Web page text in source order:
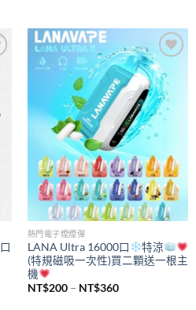
口
Add to
wishlist
熱門電子煙煙彈
LANA Ultra 16000口
特涼
(特規磁吸一次性)買二顆送一根主
機
NT$200 – NT$360價